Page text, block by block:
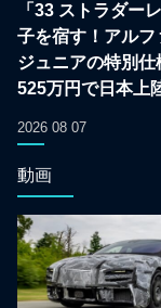
「33 ストラダー
子を宿す！アルフ
ジュニアの特別仕
525万円で日本上
2026 08 07
動画